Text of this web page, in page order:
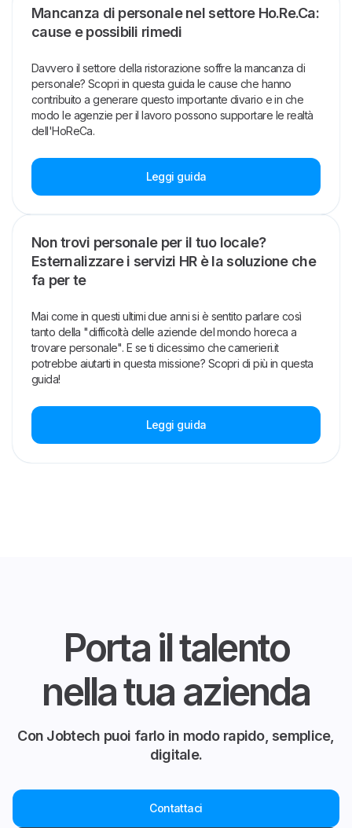
Mancanza di personale nel settore Ho.Re.Ca:
cause e possibili rimedi
Davvero il settore della ristorazione soffre la mancanza di
personale? Scopri in questa guida le cause che hanno
contribuito a generare questo importante divario e in che
modo le agenzie per il lavoro possono supportare le realtà
dell'HoReCa.
Leggi guida
Non trovi personale per il tuo locale?
Esternalizzare i servizi HR è la soluzione che
fa per te
Mai come in questi ultimi due anni si è sentito parlare così
tanto della "difficoltà delle aziende del mondo horeca a
trovare personale". E se ti dicessimo che camerieri.it
potrebbe aiutarti in questa missione? Scopri di più in questa
guida!
Leggi guida
Porta il talento
nella tua azienda
Con Jobtech puoi farlo in modo rapido, semplice,
digitale.
Contattaci